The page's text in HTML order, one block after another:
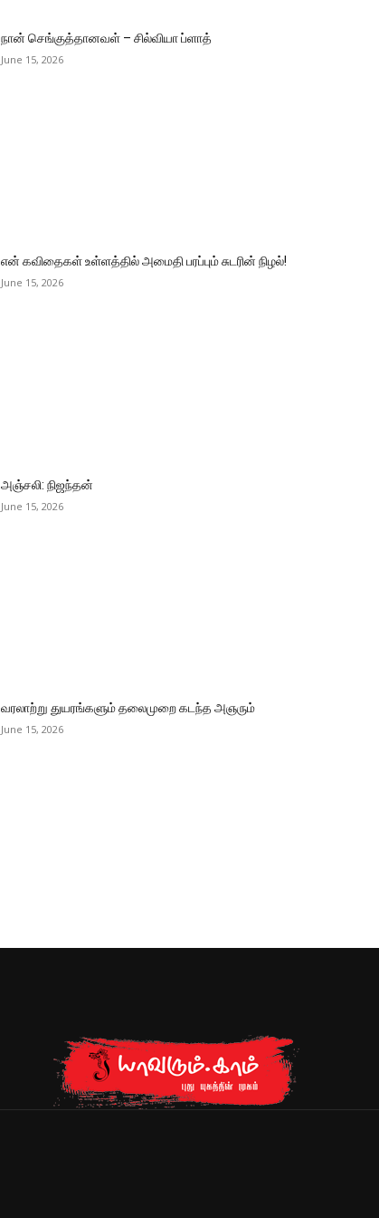
நான் செங்குத்தானவள் – சில்வியா ப்ளாத்
June 15, 2026
என் கவிதைகள் உள்ளத்தில் அமைதி பரப்பும் சுடரின் நிழல்!
June 15, 2026
அஞ்சலி: நிஜந்தன்
June 15, 2026
வரலாற்று துயரங்களும் தலைமுறை கடந்த அஞரும்
June 15, 2026